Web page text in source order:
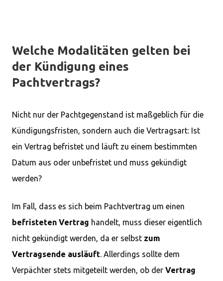
Welche Modalitäten gelten bei
der Kündigung eines
Pachtvertrags?
Nicht nur der Pachtgegenstand ist maßgeblich für die
Kündigungsfristen, sondern auch die Vertragsart: Ist
ein Vertrag befristet und läuft zu einem bestimmten
Datum aus oder unbefristet und muss gekündigt
werden?
Im Fall, dass es sich beim Pachtvertrag um einen
befristeten Vertrag handelt, muss dieser eigentlich
nicht gekündigt werden, da er selbst zum
Vertragsende ausläuft. Allerdings sollte dem
Verpächter stets mitgeteilt werden, ob der Vertrag